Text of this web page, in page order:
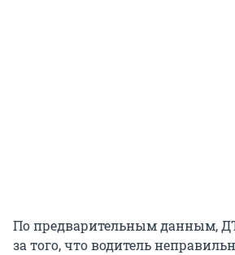
По предварительным данным,
за того, что водитель